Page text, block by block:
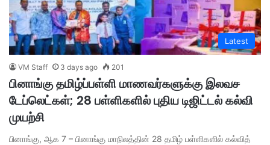
Latest
VM Staff 3 days ago 201
பினாங்கு தமிழ்ப்பள்ளி மாணவர்களுக்கு இலவச
டேப்லெட்கள்; 28 பள்ளிகளில் புதிய டிஜிட்டல் கல்வி
முயற்சி
பினாங்கு, ஆக 7 – பினாங்கு மாநிலத்தின் 28 தமிழ் பள்ளிகளில் கல்வித்